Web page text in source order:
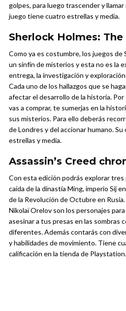
golpes, para luego trascender y
juego tiene cuatro estrellas y media.
Sherlock Holmes:
Como ya es costumbre, los juegos de
un sinfín de misterios y esta no es la
entrega, la investigación y
Cada uno de los hallazgos que se
afectar el desarrollo de la historia.
vas a comprar, te sumerjas en la
sus misterios. Para ello deberás
de Londres y del accionar humano.
estrellas y media.
Assassin’s Creed
Con esta edición podrás explorar tres
caída de la dinastía Ming, imperio Sij
de la Revolución de Octubre en
Nikolaï Orelov son los personajes
asesinar a tus presas en las sombras
diferentes. Además contarás con
y habilidades de movimiento. Tiene
calificación en la tienda de Playstation.